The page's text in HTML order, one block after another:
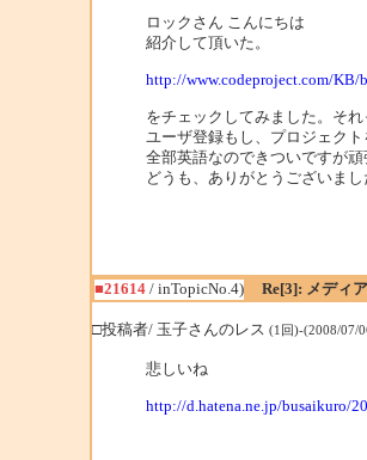
ロックさん こんにちは
紹介して頂いた。
http://www.codeproject.com/KB/
をチェックしてみました。そ
ユーザ登録もし、プロジェクト
全部英語なのできついですが
どうも、ありがとうございまし
■21614/ inTopicNo.4)
Re[3]: メディ
□投稿者/ 玉子さんのレス (1回)-(2008/07/
悲しいね
http://d.hatena.ne.jp/busaikuro/